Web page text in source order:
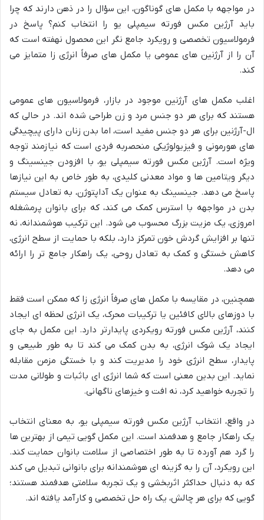
در مواجهه با مکمل های گوناگون، این سؤال را در ذهن دارند که چرا
باید آرژین مکس فورته سیمپلی یو را انتخاب کنم؟ پاسخ در
فرمولاسیون تخصصی و رویکرد جامع نگر این محصول نهفته است که
آن را از آرژنین های عمومی یا مکمل های صرفاً انرژی زا متمایز می
کند.
اغلب مکمل های آرژنین موجود در بازار، فرمولاسیون های عمومی
هستند که برای هر دو جنس مرد و زن طراحی شده اند. در حالی که
ال-آرژنین برای هر دو جنس مفید است، اما بدن زنان دارای پیچیدگی
های هورمونی و فیزیولوژیکی منحصربه فردی است که نیازمند توجه
ویژه است. آرژین مکس فورته سیمپلی یو، با افزودن جینسینگ و
دیگر ویتامین ها و مواد معدنی کلیدی، به طور خاص به این نیازها
پاسخ می دهد. جینسینگ به عنوان یک آداپتوژن، به تعادل سیستم
بدن در مواجهه با استرس کمک می کند، که برای بانوان پرمشغله
امروزی، یک مزیت بزرگ محسوب می شود. این ترکیب هوشمندانه، نه
تنها بر افزایش گردش خون تمرکز دارد، بلکه با حمایت از سطح انرژی،
کاهش خستگی و کمک به تعادل روحی، یک راهکار جامع تر را ارائه
می دهد.
همچنین، در مقایسه با مکمل های صرفاً انرژی زا که ممکن است فقط
با دوزهای بالای کافئین یا ترکیبات محرک، یک انرژی لحظه ای ایجاد
کنند، آرژین مکس فورته رویکردی پایدارتر دارد. این مکمل به جای
ایجاد یک شوک انرژی، به بدن کمک می کند تا به طور طبیعی و
پایدار، سطح انرژی خود را مدیریت کند و با خستگی مزمن مقابله
نماید. این بدین معنی است که شما انرژی ای باثبات و طولانی مدت
را تجربه خواهید کرد، نه افت و خیزهای ناگهانی.
در واقع، انتخاب آرژین مکس فورته سیمپلی یو، به معنای انتخاب
یک راهکار جامع و هدفمند است. این مکمل گویی تیمی از بهترین ها
را گرد هم آورده تا به طور اختصاصی از سلامت بانوان حمایت کند.
این رویکرد، آن را به گزینه ای هوشمندانه برای بانوانی تبدیل می کند
که به دنبال حداکثر اثربخشی و یک تجربه سلامتی هدفمند هستند؛
گویی که برای هر چالش، یک راه حل تخصصی و کارآمد یافته اند.